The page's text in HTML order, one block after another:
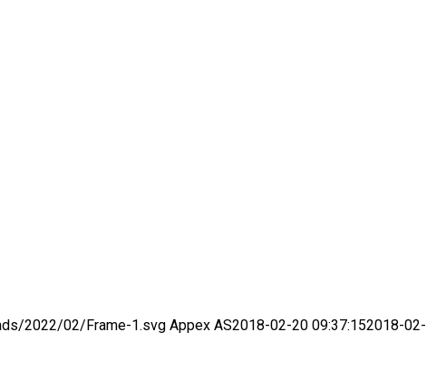
2022/02/Frame-1.svg Appex AS2018-02-20 09:37:152018-02-